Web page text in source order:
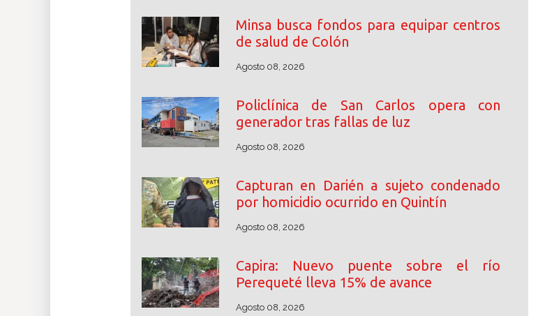
Minsa busca fondos para equipar centros
de salud de Colón
Agosto 08, 2026
Policlínica de San Carlos opera con
generador tras fallas de luz
Agosto 08, 2026
Capturan en Darién a sujeto condenado
por homicidio ocurrido en Quintín
Agosto 08, 2026
Capira: Nuevo puente sobre el río
Perequeté lleva 15% de avance
Agosto 08, 2026